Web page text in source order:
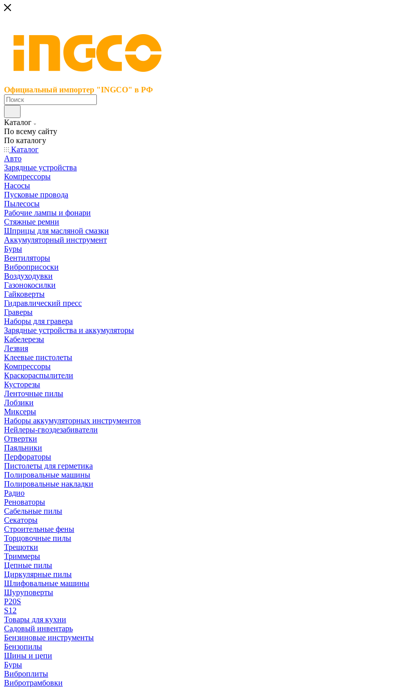
Официальный импортер "INGCO" в РФ
Каталог
По всему сайту
По каталогу
Каталог
Авто
Зарядные устройства
Компрессоры
Насосы
Пусковые провода
Пылесосы
Рабочие лампы и фонари
Стяжные ремни
Шприцы для масляной смазки
Аккумуляторный инструмент
Буры
Вентиляторы
Виброприсоски
Воздуходувки
Газонокосилки
Гайковерты
Гидравлический пресс
Граверы
Наборы для гравера
Зарядные устройства и аккумуляторы
Кабелерезы
Лезвия
Клеевые пистолеты
Компрессоры
Краскораспылители
Кусторезы
Ленточные пилы
Лобзики
Миксеры
Наборы аккумуляторных инструментов
Нейлеры-гвоздезабиватели
Отвертки
Паяльники
Перфораторы
Пистолеты для герметика
Полировальные машины
Полировальные накладки
Радио
Реноваторы
Сабельные пилы
Секаторы
Строительные фены
Торцовочные пилы
Трещотки
Триммеры
Цепные пилы
Циркулярные пилы
Шлифовальные машины
Шуруповерты
P20S
S12
Товары для кухни
Садовый инвентарь
Бензиновые инструменты
Бензопилы
Шины и цепи
Буры
Виброплиты
Вибротрамбовки